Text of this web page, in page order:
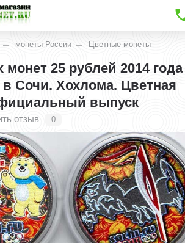
монеты России Цветные монеты
монет 25 рублей 2014 года
Сочи. Хохлома. Цветная
выпуск
отзыв 0